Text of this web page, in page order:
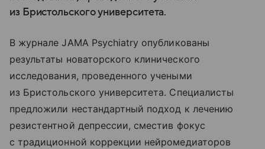
из Бристольского университета.
В журнале JAMA Psychiatry опубликованы
результаты новаторского клинического
исследования, проведенного учеными
из Бристольского университета. Специалисты
предложили нестандартный подход к лечению
резистентной депрессии, сместив фокус
с традиционной коррекции нейромедиаторов